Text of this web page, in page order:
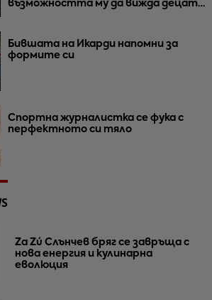
възможността му да вижда децата
Бившата на Икарди напомни за
формите си
Спортна журналистка се фука с
перфектното си тяло
Za Zú Слънчев бряг се завръща с
нова енергия и кулинарна
еволюция